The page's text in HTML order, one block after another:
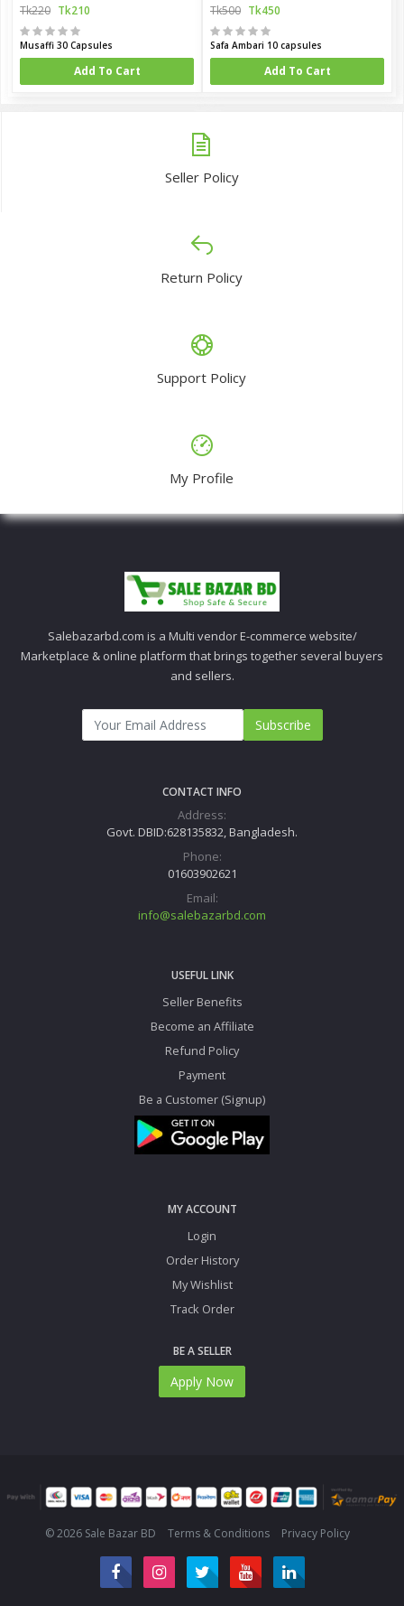
Tk220 Tk210
Musaffi 30 Capsules
Add To Cart
Tk500 Tk450
Safa Ambari 10 capsules
Add To Cart
Seller Policy
Return Policy
Support Policy
My Profile
Salebazarbd.com is a Multi vendor E-commerce website/
Marketplace & online platform that brings together several buyers
and sellers.
Subscribe
CONTACT INFO
Address:
Govt. DBID:628135832, Bangladesh.
Phone:
01603902621
Email:
info@salebazarbd.com
USEFUL LINK
Seller Benefits
Become an Affiliate
Refund Policy
Payment
Be a Customer (Signup)
MY ACCOUNT
Login
Order History
My Wishlist
Track Order
BE A SELLER
Apply Now
© 2026 Sale Bazar BD Terms & Conditions Privacy Policy